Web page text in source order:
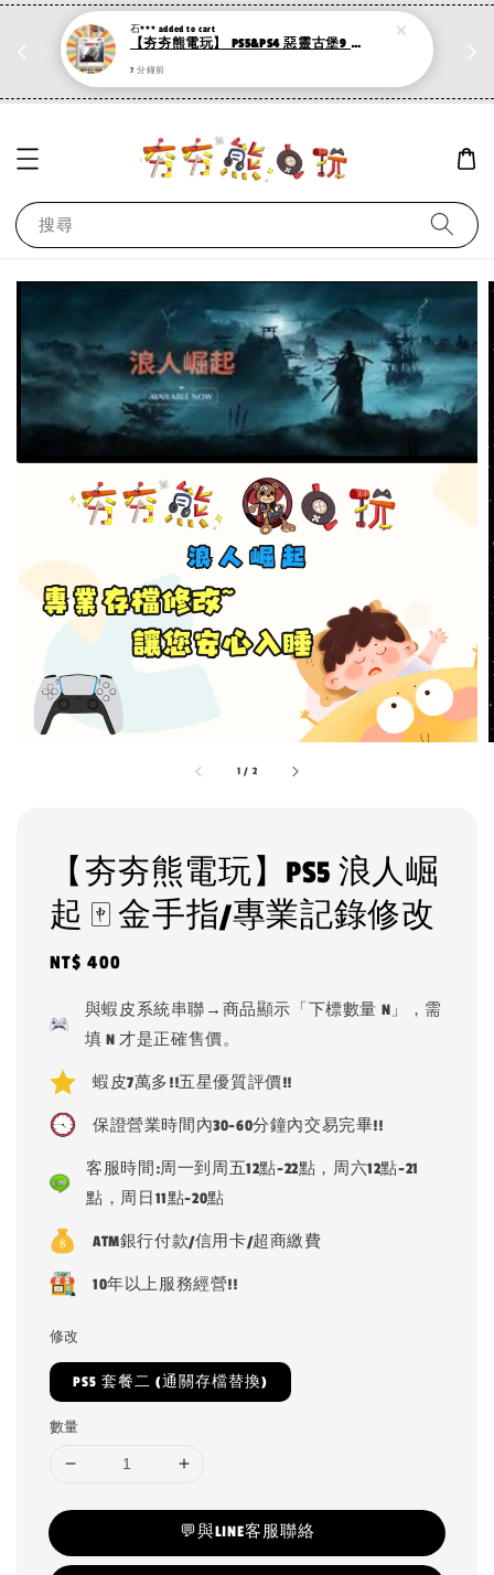
PS系列遊戲 滿500折50，加購第二件再打95折
搜尋
1 / 2
【夯夯熊電玩】PS5 浪人崛
起 🀄 金手指/專業記錄修改
Regular
NT$ 400
與蝦皮系統串聯→商品顯示「下標數量 N」，需
填 N 才是正確售價。
蝦皮7萬多!!五星優質評價!!
保證營業時間內30-60分鐘內交易完畢!!
客服時間:周一到周五12點-22點，周六12點-21
點，周日11點-20點
ATM銀行付款/信用卡/超商繳費
10年以上服務經營!!
修改
PS5 套餐二 (通關存檔替換)
數量
💬與LINE客服聯絡
石*** added to cart
7 分鐘前